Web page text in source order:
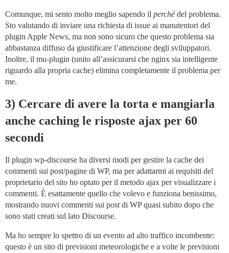
Comunque, mi sento molto meglio sapendo il perchédel problema.
Sto valutando di inviare una richiesta di issue ai manutentori del
plugin Apple News, ma non sono sicuro che questo problema sia
abbastanza diffuso da giustificare l’attenzione degli sviluppatori.
Inoltre, il mu-plugin (unito all’assicurarsi che nginx sia intelligente
riguardo alla propria cache) elimina completamente il problema per
me.
3) Cercare di avere la torta e mangiarla
anche caching le risposte ajax per 60
secondi
Il plugin wp-discourse ha diversi modi per gestire la cache dei
commenti sui post/pagine di WP, ma per adattarmi ai requisiti del
proprietario del sito ho optato per il metodo ajax per visualizzare i
commenti. È esattamente quello che volevo e funziona benissimo,
mostrando nuovi commenti sui post di WP quasi subito dopo che
sono stati creati sul lato Discourse.
Ma ho sempre lo spettro di un evento ad alto traffico incombente:
questo è un sito di previsioni meteorologiche e a volte le previsioni